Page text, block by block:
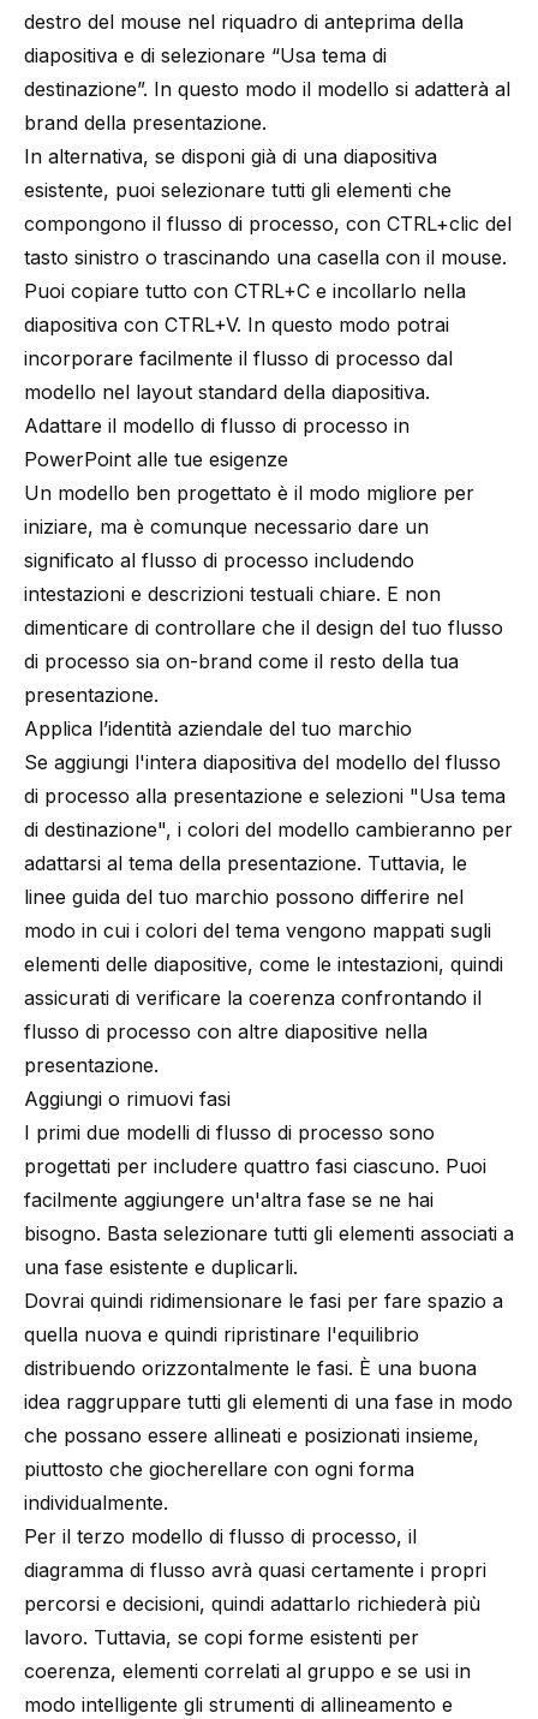
destro del mouse nel riquadro di anteprima della
diapositiva e di selezionare “Usa tema di
destinazione”. In questo modo il modello si adatterà al
brand della presentazione.
In alternativa, se disponi già di una diapositiva
esistente, puoi selezionare tutti gli elementi che
compongono il flusso di processo, con CTRL+clic del
tasto sinistro o trascinando una casella con il mouse.
Puoi copiare tutto con CTRL+C e incollarlo nella
diapositiva con CTRL+V. In questo modo potrai
incorporare facilmente il flusso di processo dal
modello nel layout standard della diapositiva.
Adattare il modello di flusso di processo in
PowerPoint alle tue esigenze
Un modello ben progettato è il modo migliore per
iniziare, ma è comunque necessario dare un
significato al flusso di processo includendo
intestazioni e descrizioni testuali chiare. E non
dimenticare di controllare che il design del tuo flusso
di processo sia on-brand come il resto della tua
presentazione.
Applica l’identità aziendale del tuo marchio
Se aggiungi l'intera diapositiva del modello del flusso
di processo alla presentazione e selezioni "Usa tema
di destinazione", i colori del modello cambieranno per
adattarsi al tema della presentazione. Tuttavia, le
linee guida del tuo marchio possono differire nel
modo in cui i colori del tema vengono mappati sugli
elementi delle diapositive, come le intestazioni, quindi
assicurati di verificare la coerenza confrontando il
flusso di processo con altre diapositive nella
presentazione.
Aggiungi o rimuovi fasi
I primi due modelli di flusso di processo sono
progettati per includere quattro fasi ciascuno. Puoi
facilmente aggiungere un'altra fase se ne hai
bisogno. Basta selezionare tutti gli elementi associati a
una fase esistente e duplicarli.
Dovrai quindi ridimensionare le fasi per fare spazio a
quella nuova e quindi ripristinare l'equilibrio
distribuendo orizzontalmente le fasi. È una buona
idea raggruppare tutti gli elementi di una fase in modo
che possano essere allineati e posizionati insieme,
piuttosto che giocherellare con ogni forma
individualmente.
Per il terzo modello di flusso di processo, il
diagramma di flusso avrà quasi certamente i propri
percorsi e decisioni, quindi adattarlo richiederà più
lavoro. Tuttavia, se copi forme esistenti per
coerenza, elementi correlati al gruppo e se usi in
modo intelligente gli strumenti di allineamento e